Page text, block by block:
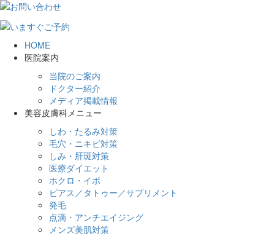
HOME
医院案内
当院のご案内
ドクター紹介
メディア掲載情報
美容皮膚科メニュー
しわ・たるみ対策
毛穴・ニキビ対策
しみ・肝斑対策
医療ダイエット
ホクロ・イボ
ピアス／タトゥー／サプリメント
発毛
点滴・アンチエイジング
メンズ美肌対策